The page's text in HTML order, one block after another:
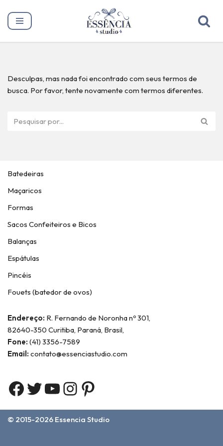
Pular
Desculpas, mas nada foi encontrado com seus termos de
busca. Por favor, tente novamente com termos diferentes.
Batedeiras
Maçaricos
Formas
Sacos Confeiteiros e Bicos
Balanças
Espátulas
Pincéis
Fouets (batedor de ovos)
Endereço: R. Fernando de Noronha nº 301,
82640-350 Curitiba, Paraná, Brasil,
Fone: (41) 3356-7589
Email: contato@essenciastudio.com
© 2015-2026 Essencia Studio